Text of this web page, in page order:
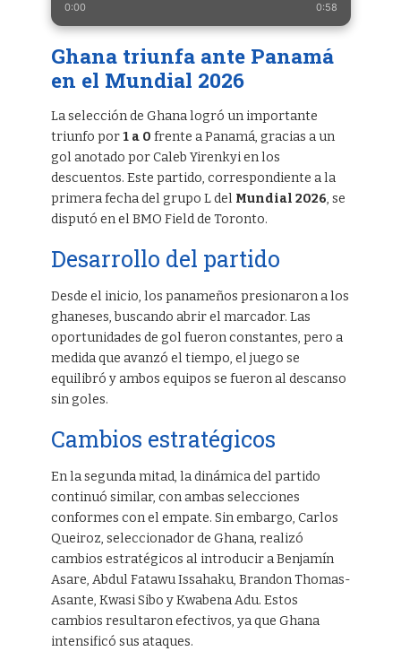
0:00 0:58
Ghana triunfa ante Panamá
en el Mundial 2026
La selección de Ghana logró un importante
triunfo por1 a 0 frente a Panamá, gracias a un
gol anotado por Caleb Yirenkyi en los
descuentos. Este partido, correspondiente a la
primera fecha del grupo L del Mundial 2026, se
disputó en el BMO Field de Toronto.
Desarrollo del partido
Desde el inicio, los panameños presionaron a los
ghaneses, buscando abrir el marcador. Las
oportunidades de gol fueron constantes, pero a
medida que avanzó el tiempo, el juego se
equilibró y ambos equipos se fueron al descanso
sin goles.
Cambios estratégicos
En la segunda mitad, la dinámica del partido
continuó similar, con ambas selecciones
conformes con el empate. Sin embargo, Carlos
Queiroz, seleccionador de Ghana, realizó
cambios estratégicos al introducir a Benjamín
Asare, Abdul Fatawu Issahaku, Brandon Thomas-
Asante, Kwasi Sibo y Kwabena Adu. Estos
cambios resultaron efectivos, ya que Ghana
intensificó sus ataques.